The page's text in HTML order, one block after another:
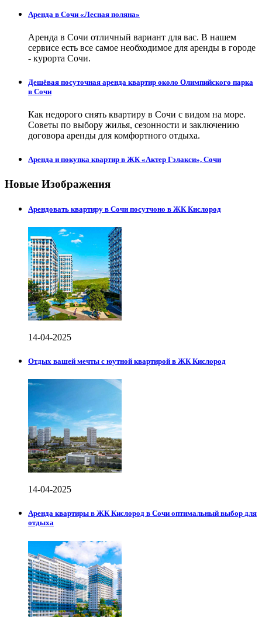
Аренда в Сочи «Лесная поляна»
Аренда в Сочи отличный вариант для вас. В нашем
сервисе есть все самое необходимое для аренды в городе
- курорта Сочи.
Дешёвая посуточная аренда квартир около Олимпийского парка
в Сочи
Как недорого снять квартиру в Сочи с видом на море.
Советы по выбору жилья, сезонности и заключению
договора аренды для комфортного отдыха.
Аренда и покупка квартир в ЖК «Актер Гэлакси», Сочи
Новые Изображения
Арендовать квартиру в Сочи посутчоно в ЖК Кислород
14-04-2025
Отдых вашей мечты с юутной квартирой в ЖК Кислород
14-04-2025
Аренда квартиры в ЖК Кислород в Сочи оптимальный выбор для
отдыха